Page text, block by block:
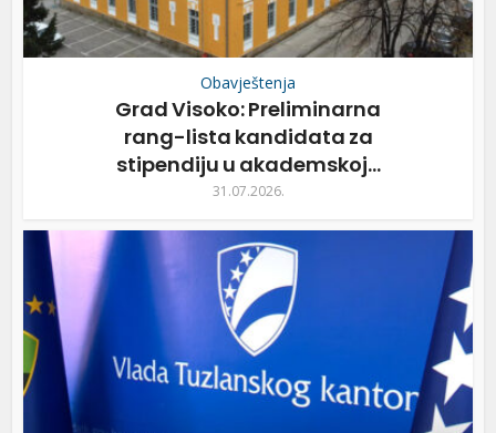
Obavještenja
Grad Visoko: Preliminarna
rang-lista kandidata za
stipendiju u akademskoj...
31.07.2026.